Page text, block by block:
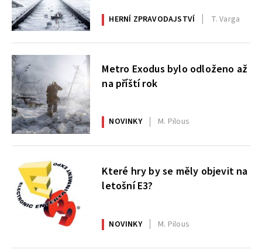
HERNÍ ZPRAVODAJSTVÍ T. Varga
Metro Exodus bylo odloženo až
na příští rok
NOVINKY M. Pilous
Které hry by se měly objevit na
letošní E3?
NOVINKY M. Pilous